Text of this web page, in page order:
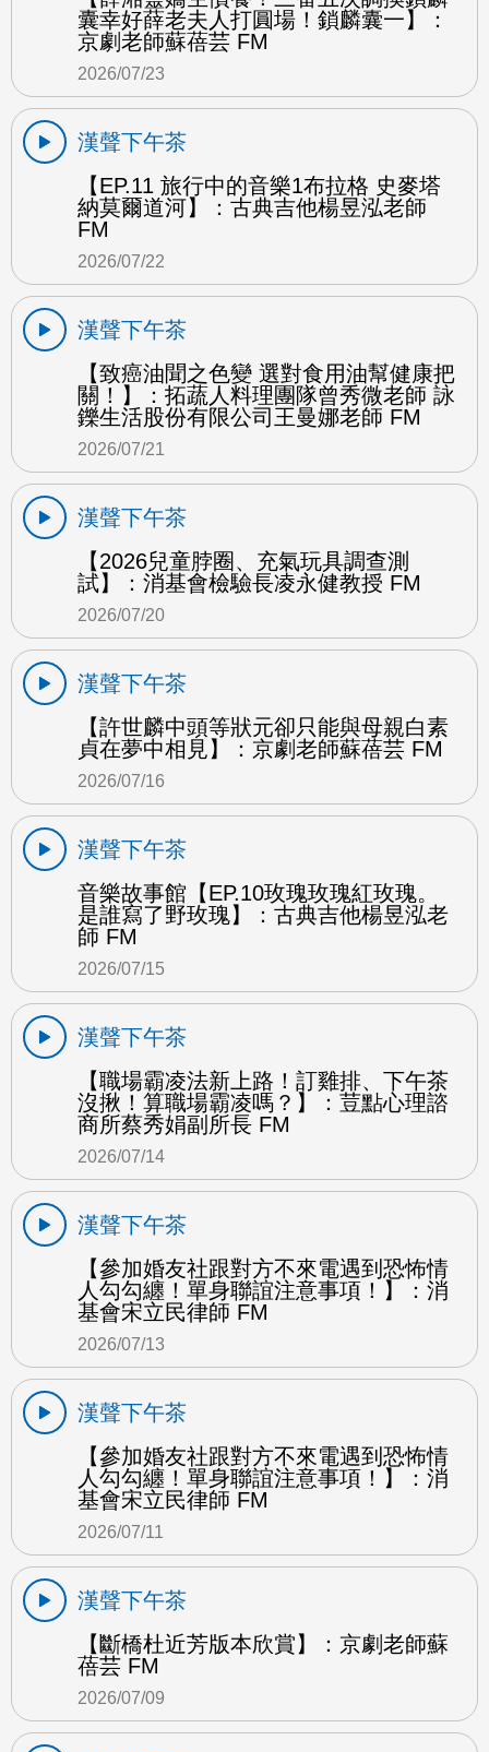
囊幸好薛老夫人打圓場！鎖麟囊一】：
京劇老師蘇蓓芸 FM
2026/07/23
漢聲下午茶
【EP.11 旅行中的音樂1布拉格 史麥塔
納莫爾道河】：古典吉他楊昱泓老師
FM
2026/07/22
漢聲下午茶
【致癌油聞之色變 選對食用油幫健康把
關！】：拓蔬人料理團隊曾秀微老師 詠
鑠生活股份有限公司王曼娜老師 FM
2026/07/21
漢聲下午茶
【2026兒童脖圈、充氣玩具調查測
試】：消基會檢驗長凌永健教授 FM
2026/07/20
漢聲下午茶
【許世麟中頭等狀元卻只能與母親白素
貞在夢中相見】：京劇老師蘇蓓芸 FM
2026/07/16
漢聲下午茶
音樂故事館【EP.10玫瑰玫瑰紅玫瑰。
是誰寫了野玫瑰】：古典吉他楊昱泓老
師 FM
2026/07/15
漢聲下午茶
【職場霸凌法新上路！訂雞排、下午茶
沒揪！算職場霸凌嗎？】：荳點心理諮
商所蔡秀娟副所長 FM
2026/07/14
漢聲下午茶
【參加婚友社跟對方不來電遇到恐怖情
人勾勾纏！單身聯誼注意事項！】：消
基會宋立民律師 FM
2026/07/13
漢聲下午茶
【參加婚友社跟對方不來電遇到恐怖情
人勾勾纏！單身聯誼注意事項！】：消
基會宋立民律師 FM
2026/07/11
漢聲下午茶
【斷橋杜近芳版本欣賞】：京劇老師蘇
蓓芸 FM
2026/07/09